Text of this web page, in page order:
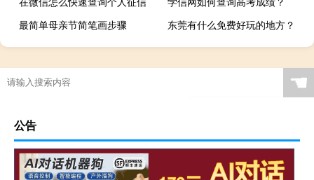
最简单母亲节简笔画步骤
东莞有什么免费好玩的地方？
☚
公告